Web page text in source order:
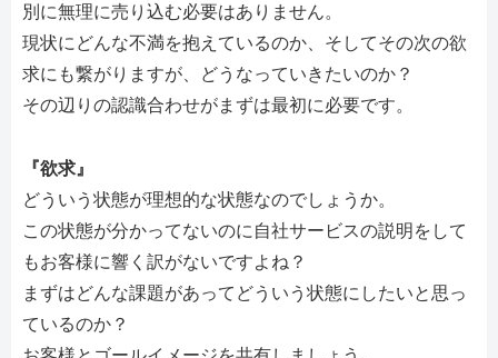
別に無理に売り込む必要はありません。
現状にどんな不満を抱えているのか、そしてその次の欲
求にも繋がりますが、どうなっていきたいのか？
その辺りの認識合わせがまずは最初に必要です。
『欲求』
どういう状態が理想的な状態なのでしょうか。
この状態が分かってないのに自社サービスの説明をして
もお客様に響く訳がないですよね？
まずはどんな課題があってどういう状態にしたいと思っ
ているのか？